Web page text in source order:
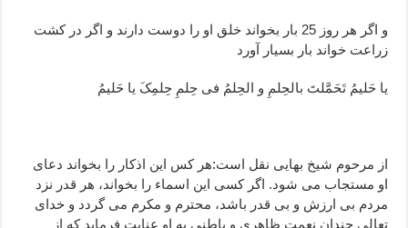
و اگر هر روز 25 بار بخواند خلق او را دوست دارند و اگر در کشت
زراعت خواند بار بسیار آورد
یا حَلیمُ تَحَمَّلتَ بالحِلمِ و الحِلمُ فی حِلمِ حِلمِکَ یا حَلیمُ
از مرحوم شیخ بهایی نقل است:هر کس این اذکار را بخواند دعای
او مستجاب می شود. اگر کسی این اسماء را بخواند، هر قدر نزد
مردم بی ارزش و بی قدر باشد، محترم و مکرم می گردد و خدای
تعالی چندان نعمت ظاهری و باطنی به او عنایت فرماید که از